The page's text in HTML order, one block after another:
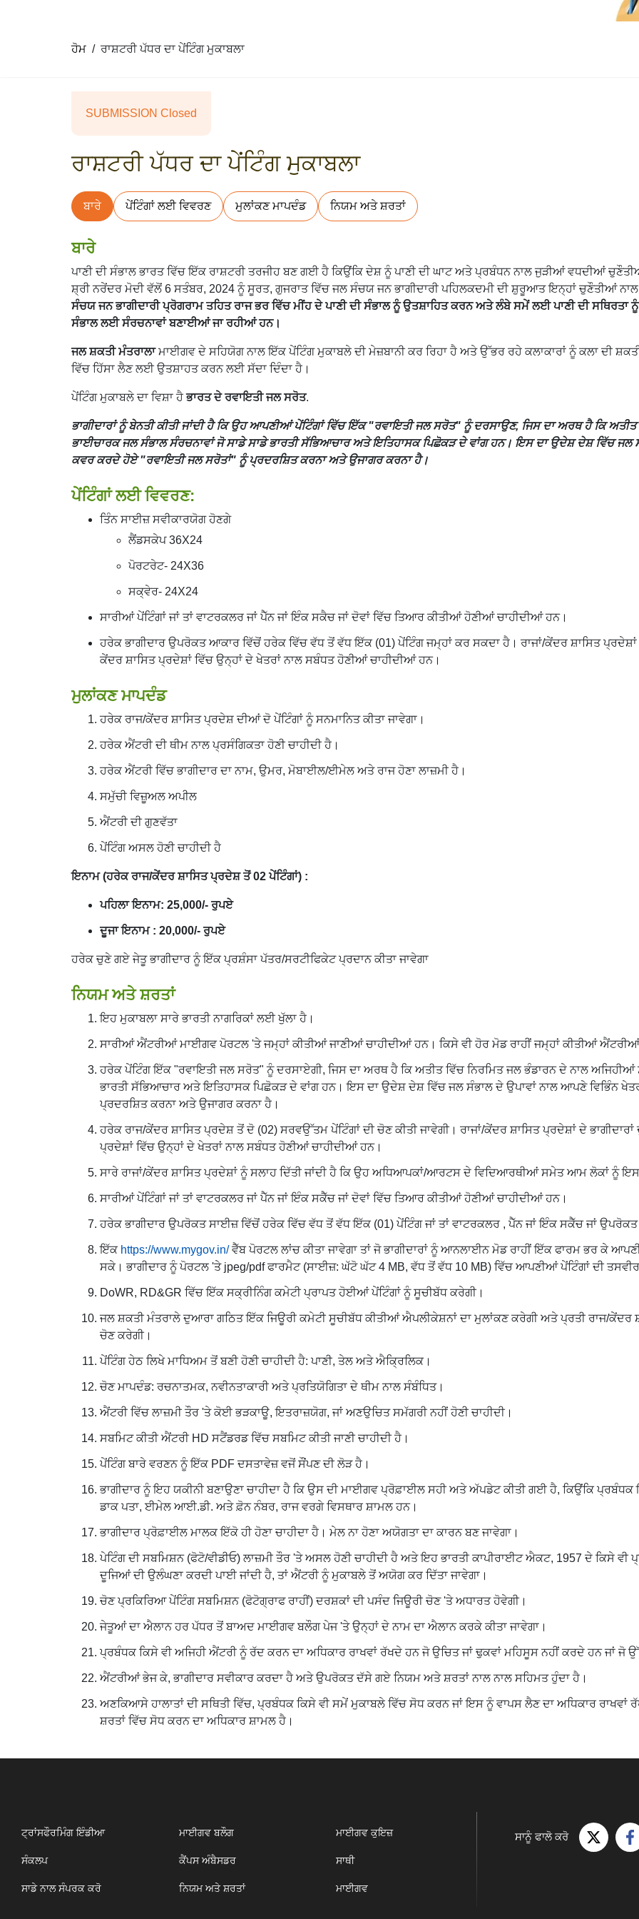
ਹੋਮ ਰਾਸ਼ਟਰੀ ਪੱਧਰ ਦਾ ਪੇਂਟਿੰਗ ਮੁਕਾਬਲਾ
SUBMISSION Closed
ਰਾਸ਼ਟਰੀ ਪੱਧਰ ਦਾ ਪੇਂਟਿੰਗ ਮੁਕਾਬਲਾ
ਬਾਰੇ ਪੇਂਟਿੰਗਾਂ ਲਈ ਵਿਵਰਣ ਮੁਲਾਂਕਣ ਮਾਪਦੰਡ ਨਿਯਮ ਅਤੇ ਸ਼ਰਤਾਂ
ਬਾਰੇ
ਪਾਣੀ ਦੀ ਸੰਭਾਲ ਭਾਰਤ ਵਿੱਚ ਇੱਕ ਰਾਸ਼ਟਰੀ ਤਰਜੀਹ ਬਣ ਗਈ ਹੈ ਕਿਉਂਕਿ ਦੇਸ਼ ਨੂੰ ਪਾਣੀ ਦੀ ਘਾਟ ਅਤੇ ਪ੍ਰਬੰਧਨ ਨਾਲ ਜੁੜੀਆਂ ਵਧਦੀਆਂ
ਸ਼੍ਰੀ ਨਰੇਂਦਰ ਮੋਦੀ ਵੱਲੋਂ 6 ਸਤੰਬਰ, 2024 ਨੂੰ ਸੂਰਤ, ਗੁਜਰਾਤ ਵਿੱਚ ਜਲ ਸੰਚਯ ਜਨ ਭਾਗੀਦਾਰੀ ਪਹਿਲਕਦਮੀ ਦੀ ਸ਼ੁਰੂਆਤ ਇਨ੍ਹਾਂ ਚੁਣੌਤੀਆਂ
ਸੰਚਯ ਜਨ ਭਾਗੀਦਾਰੀ ਪ੍ਰੋਗਰਾਮ ਤਹਿਤ ਰਾਜ ਭਰ ਵਿੱਚ ਮੀਂਹ ਦੇ ਪਾਣੀ ਦੀ ਸੰਭਾਲ ਨੂੰ ਉਤਸ਼ਾਹਿਤ ਕਰਨ ਅਤੇ ਲੰਬੇ ਸਮੇਂ ਲਈ ਪਾਣੀ ਦੀ ਸਥਿਰਤਾ
ਸੰਭਾਲ ਲਈ ਸੰਰਚਨਾਵਾਂ ਬਣਾਈਆਂ ਜਾ ਰਹੀਆਂ ਹਨ।
ਜਲ ਸ਼ਕਤੀ ਮੰਤਰਾਲਾਮਾਈਗਵ ਦੇ ਸਹਿਯੋਗ ਨਾਲ ਇੱਕ ਪੇਂਟਿੰਗ ਮੁਕਾਬਲੇ ਦੀ ਮੇਜ਼ਬਾਨੀ ਕਰ ਰਿਹਾ ਹੈ ਅਤੇ ਉੱਭਰ ਰਹੇ ਕਲਾਕਾਰਾਂ ਨੂੰ ਕਲਾ ਦੀ
ਵਿੱਚ ਹਿੱਸਾ ਲੈਣ ਲਈ ਉਤਸ਼ਾਹਤ ਕਰਨ ਲਈ ਸੱਦਾ ਦਿੰਦਾ ਹੈ।
ਪੇਂਟਿੰਗ ਮੁਕਾਬਲੇ ਦਾ ਵਿਸ਼ਾ ਹੈਭਾਰਤ ਦੇ ਰਵਾਇਤੀ ਜਲ ਸਰੋਤ.
ਭਾਗੀਦਾਰਾਂ ਨੂੰ ਬੇਨਤੀ ਕੀਤੀ ਜਾਂਦੀ ਹੈ ਕਿ ਉਹ ਆਪਣੀਆਂ ਪੇਂਟਿੰਗਾਂ ਵਿੱਚ ਇੱਕ "ਰਵਾਇਤੀ ਜਲ ਸਰੋਤ" ਨੂੰ ਦਰਸਾਉਣ, ਜਿਸ ਦਾ ਅਰਥ ਹੈ ਕਿ
ਭਾਈਚਾਰਕ ਜਲ ਸੰਭਾਲ ਸੰਰਚਨਾਵਾਂ ਜੋ ਸਾਡੇ ਸਾਡੇ ਭਾਰਤੀ ਸੱਭਿਆਚਾਰ ਅਤੇ ਇਤਿਹਾਸਕ ਪਿਛੋਕੜ ਦੇ ਵਾਂਗ ਹਨ। ਇਸ ਦਾ ਉਦੇਸ਼ ਦੇਸ਼ ਵਿੱਚ ਜਲ
ਕਵਰ ਕਰਦੇ ਹੋਏ "ਰਵਾਇਤੀ ਜਲ ਸਰੋਤਾਂ" ਨੂੰ ਪ੍ਰਦਰਸ਼ਿਤ ਕਰਨਾ ਅਤੇ ਉਜਾਗਰ ਕਰਨਾ ਹੈ।
ਪੇਂਟਿੰਗਾਂ ਲਈ ਵਿਵਰਣ:
ਤਿੰਨ ਸਾਈਜ਼ ਸਵੀਕਾਰਯੋਗ ਹੋਣਗੇ
ਲੈਂਡਸਕੇਪ 36X24
ਪੋਰਟਰੇਟ- 24X36
ਸਕ੍ਵੇਰ- 24X24
ਸਾਰੀਆਂ ਪੇਂਟਿੰਗਾਂ ਜਾਂ ਤਾਂ ਵਾਟਰਕਲਰ ਜਾਂ ਪੈੱਨ ਜਾਂ ਇੰਕ ਸਕੈਚ ਜਾਂ ਦੋਵਾਂ ਵਿੱਚ ਤਿਆਰ ਕੀਤੀਆਂ ਹੋਣੀਆਂ ਚਾਹੀਦੀਆਂ ਹਨ।
ਹਰੇਕ ਭਾਗੀਦਾਰ ਉਪਰੋਕਤ ਆਕਾਰ ਵਿੱਚੋਂ ਹਰੇਕ ਵਿੱਚ ਵੱਧ ਤੋਂ ਵੱਧ ਇੱਕ (01) ਪੇਂਟਿੰਗ ਜਮ੍ਹਾਂ ਕਰ ਸਕਦਾ ਹੈ। ਰਾਜਾਂ/ਕੇਂਦਰ ਸ਼ਾਸਿਤ ਪ੍ਰਦੇਸ਼ਾਂ
ਕੇਂਦਰ ਸ਼ਾਸਿਤ ਪ੍ਰਦੇਸ਼ਾਂ ਵਿੱਚ ਉਨ੍ਹਾਂ ਦੇ ਖੇਤਰਾਂ ਨਾਲ ਸਬੰਧਤ ਹੋਣੀਆਂ ਚਾਹੀਦੀਆਂ ਹਨ।
ਮੁਲਾਂਕਣ ਮਾਪਦੰਡ
ਹਰੇਕ ਰਾਜ/ਕੇਂਦਰ ਸ਼ਾਸਿਤ ਪ੍ਰਦੇਸ਼ ਦੀਆਂ ਦੋ ਪੇਂਟਿੰਗਾਂ ਨੂੰ ਸਨਮਾਨਿਤ ਕੀਤਾ ਜਾਵੇਗਾ।
ਹਰੇਕ ਐਂਟਰੀ ਦੀ ਥੀਮ ਨਾਲ ਪ੍ਰਸੰਗਿਕਤਾ ਹੋਣੀ ਚਾਹੀਦੀ ਹੈ।
ਹਰੇਕ ਐਂਟਰੀ ਵਿੱਚ ਭਾਗੀਦਾਰ ਦਾ ਨਾਮ, ਉਮਰ, ਮੋਬਾਈਲ/ਈਮੇਲ ਅਤੇ ਰਾਜ ਹੋਣਾ ਲਾਜ਼ਮੀ ਹੈ।
ਸਮੁੱਚੀ ਵਿਜ਼ੂਅਲ ਅਪੀਲ
ਐਂਟਰੀ ਦੀ ਗੁਣਵੱਤਾ
ਪੇਂਟਿੰਗ ਅਸਲ ਹੋਣੀ ਚਾਹੀਦੀ ਹੈ
ਇਨਾਮ (ਹਰੇਕ ਰਾਜ/ਕੇਂਦਰ ਸ਼ਾਸਿਤ ਪ੍ਰਦੇਸ਼ ਤੋਂ 02 ਪੇਂਟਿੰਗਾਂ) :
ਪਹਿਲਾ ਇਨਾਮ: 25,000/- ਰੁਪਏ
ਦੂਜਾ ਇਨਾਮ : 20,000/- ਰੁਪਏ
ਹਰੇਕ ਚੁਣੇ ਗਏ ਜੇਤੂ ਭਾਗੀਦਾਰ ਨੂੰ ਇੱਕ ਪ੍ਰਸ਼ੰਸਾ ਪੱਤਰ/ਸਰਟੀਫਿਕੇਟ ਪ੍ਰਦਾਨ ਕੀਤਾ ਜਾਵੇਗਾ
ਨਿਯਮ ਅਤੇ ਸ਼ਰਤਾਂ
ਇਹ ਮੁਕਾਬਲਾ ਸਾਰੇ ਭਾਰਤੀ ਨਾਗਰਿਕਾਂ ਲਈ ਖੁੱਲਾ ਹੈ।
ਸਾਰੀਆਂ ਐਂਟਰੀਆਂ ਮਾਈਗਵ ਪੋਰਟਲ 'ਤੇ ਜਮ੍ਹਾਂ ਕੀਤੀਆਂ ਜਾਣੀਆਂ ਚਾਹੀਦੀਆਂ ਹਨ। ਕਿਸੇ ਵੀ ਹੋਰ ਮੋਡ ਰਾਹੀਂ ਜਮ੍ਹਾਂ ਕੀਤੀਆਂ
ਹਰੇਕ ਪੇਂਟਿੰਗ ਇੱਕ "ਰਵਾਇਤੀ ਜਲ ਸਰੋਤ" ਨੂੰ ਦਰਸਾਏਗੀ, ਜਿਸ ਦਾ ਅਰਥ ਹੈ ਕਿ ਅਤੀਤ ਵਿੱਚ ਨਿਰਮਿਤ ਜਲ ਭੰਡਾਰਨ ਦੇ ਨਾਲ
ਭਾਰਤੀ ਸੱਭਿਆਚਾਰ ਅਤੇ ਇਤਿਹਾਸਕ ਪਿਛੋਕੜ ਦੇ ਵਾਂਗ ਹਨ। ਇਸ ਦਾ ਉਦੇਸ਼ ਦੇਸ਼ ਵਿੱਚ ਜਲ ਸੰਭਾਲ ਦੇ ਉਪਾਵਾਂ ਨਾਲ ਆਪਣੇ ਵਿਭਿੰਨ
ਪ੍ਰਦਰਸ਼ਿਤ ਕਰਨਾ ਅਤੇ ਉਜਾਗਰ ਕਰਨਾ ਹੈ।
ਹਰੇਕ ਰਾਜ/ਕੇਂਦਰ ਸ਼ਾਸਿਤ ਪ੍ਰਦੇਸ਼ ਤੋਂ ਦੋ (02) ਸਰਵਉੱਤਮ ਪੇਂਟਿੰਗਾਂ ਦੀ ਚੋਣ ਕੀਤੀ ਜਾਵੇਗੀ। ਰਾਜਾਂ/ਕੇਂਦਰ ਸ਼ਾਸਿਤ ਪ੍ਰਦੇਸ਼ਾਂ ਦੇ
ਪ੍ਰਦੇਸ਼ਾਂ ਵਿੱਚ ਉਨ੍ਹਾਂ ਦੇ ਖੇਤਰਾਂ ਨਾਲ ਸਬੰਧਤ ਹੋਣੀਆਂ ਚਾਹੀਦੀਆਂ ਹਨ।
ਸਾਰੇ ਰਾਜਾਂ/ਕੇਂਦਰ ਸ਼ਾਸਿਤ ਪ੍ਰਦੇਸ਼ਾਂ ਨੂੰ ਸਲਾਹ ਦਿੱਤੀ ਜਾਂਦੀ ਹੈ ਕਿ ਉਹ ਅਧਿਆਪਕਾਂ/ਆਰਟਸ ਦੇ ਵਿਦਿਆਰਥੀਆਂ ਸਮੇਤ ਆਮ ਲੋਕਾਂ ਨੂੰ
ਸਾਰੀਆਂ ਪੇਂਟਿੰਗਾਂ ਜਾਂ ਤਾਂ ਵਾਟਰਕਲਰ ਜਾਂ ਪੈੱਨ ਜਾਂ ਇੰਕ ਸਕੈੱਚ ਜਾਂ ਦੋਵਾਂ ਵਿੱਚ ਤਿਆਰ ਕੀਤੀਆਂ ਹੋਣੀਆਂ ਚਾਹੀਦੀਆਂ ਹਨ।
ਹਰੇਕ ਭਾਗੀਦਾਰ ਉਪਰੋਕਤ ਸਾਈਜ਼ ਵਿੱਚੋਂ ਹਰੇਕ ਵਿੱਚ ਵੱਧ ਤੋਂ ਵੱਧ ਇੱਕ (01) ਪੇਂਟਿੰਗ ਜਾਂ ਤਾਂ ਵਾਟਰਕਲਰ , ਪੈੱਨ ਜਾਂ ਇੰਕ ਸਕੈੱਚ ਜਾਂ
ਇੱਕ https://www.mygov.in/ਵੈੱਬ ਪੋਰਟਲ ਲਾਂਚ ਕੀਤਾ ਜਾਵੇਗਾ ਤਾਂ ਜੋ ਭਾਗੀਦਾਰਾਂ ਨੂੰ ਆਨਲਾਈਨ ਮੋਡ ਰਾਹੀਂ ਇੱਕ ਫਾਰਮ ਭਰ ਕੇ
ਸਕੇ। ਭਾਗੀਦਾਰ ਨੂੰ ਪੋਰਟਲ 'ਤੇ jpeg/pdf ਫਾਰਮੈਟ (ਸਾਈਜ਼: ਘੱਟੋ ਘੱਟ 4 MB, ਵੱਧ ਤੋਂ ਵੱਧ 10 MB) ਵਿੱਚ ਆਪਣੀਆਂ ਪੇਂਟਿੰਗਾਂ ਦੀ
DoWR, RD&GR ਵਿੱਚ ਇੱਕ ਸਕ੍ਰੀਨਿੰਗ ਕਮੇਟੀ ਪ੍ਰਾਪਤ ਹੋਈਆਂ ਪੇਂਟਿੰਗਾਂ ਨੂੰ ਸੂਚੀਬੱਧ ਕਰੇਗੀ।
ਜਲ ਸ਼ਕਤੀ ਮੰਤਰਾਲੇ ਦੁਆਰਾ ਗਠਿਤ ਇੱਕ ਜਿਊਰੀ ਕਮੇਟੀ ਸੂਚੀਬੱਧ ਕੀਤੀਆਂ ਐਪਲੀਕੇਸ਼ਨਾਂ ਦਾ ਮੁਲਾਂਕਣ ਕਰੇਗੀ ਅਤੇ ਪ੍ਰਤੀ ਰਾਜ/
ਚੋਣ ਕਰੇਗੀ।
ਪੇਂਟਿੰਗ ਹੇਠ ਲਿਖੇ ਮਾਧਿਅਮ ਤੋਂ ਬਣੀ ਹੋਣੀ ਚਾਹੀਦੀ ਹੈ: ਪਾਣੀ, ਤੇਲ ਅਤੇ ਐਕ੍ਰਿਲਿਕ।
ਚੋਣ ਮਾਪਦੰਡ: ਰਚਨਾਤਮਕ, ਨਵੀਨਤਾਕਾਰੀ ਅਤੇ ਪ੍ਰਤਿਯੋਗਿਤਾ ਦੇ ਥੀਮ ਨਾਲ ਸੰਬੰਧਿਤ।
ਐਂਟਰੀ ਵਿੱਚ ਲਾਜ਼ਮੀ ਤੌਰ 'ਤੇ ਕੋਈ ਭੜਕਾਊ, ਇਤਰਾਜ਼ਯੋਗ, ਜਾਂ ਅਣਉਚਿਤ ਸਮੱਗਰੀ ਨਹੀਂ ਹੋਣੀ ਚਾਹੀਦੀ।
ਸਬਮਿਟ ਕੀਤੀ ਐਂਟਰੀ HD ਸਟੈਂਡਰਡ ਵਿੱਚ ਸਬਮਿਟ ਕੀਤੀ ਜਾਣੀ ਚਾਹੀਦੀ ਹੈ।
ਪੇਂਟਿੰਗ ਬਾਰੇ ਵਰਣਨ ਨੂੰ ਇੱਕ PDF ਦਸਤਾਵੇਜ਼ ਵਜੋਂ ਸੌਂਪਣ ਦੀ ਲੋੜ ਹੈ।
ਭਾਗੀਦਾਰ ਨੂੰ ਇਹ ਯਕੀਨੀ ਬਣਾਉਣਾ ਚਾਹੀਦਾ ਹੈ ਕਿ ਉਸ ਦੀ ਮਾਈਗਵ ਪ੍ਰੋਫ਼ਾਈਲ ਸਹੀ ਅਤੇ ਅੱਪਡੇਟ ਕੀਤੀ ਗਈ ਹੈ, ਕਿਉਂਕਿ
ਡਾਕ ਪਤਾ, ਈਮੇਲ ਆਈ.ਡੀ. ਅਤੇ ਫ਼ੋਨ ਨੰਬਰ, ਰਾਜ ਵਰਗੇ ਵਿਸਥਾਰ ਸ਼ਾਮਲ ਹਨ।
ਭਾਗੀਦਾਰ ਪ੍ਰੋਫ਼ਾਈਲ ਮਾਲਕ ਇੱਕੋ ਹੀ ਹੋਣਾ ਚਾਹੀਦਾ ਹੈ। ਮੇਲ ਨਾ ਹੋਣਾ ਅਯੋਗਤਾ ਦਾ ਕਾਰਨ ਬਣ ਜਾਵੇਗਾ।
ਪੇਟਿੰਗ ਦੀ ਸਬਮਿਸ਼ਨ (ਫੋਟੋ/ਵੀਡੀਓ) ਲਾਜ਼ਮੀ ਤੌਰ 'ਤੇ ਅਸਲ ਹੋਣੀ ਚਾਹੀਦੀ ਹੈ ਅਤੇ ਇਹ ਭਾਰਤੀ ਕਾਪੀਰਾਈਟ ਐਕਟ, 1957 ਦੇ ਕਿਸੇ ਵੀ
ਦੂਜਿਆਂ ਦੀ ਉਲੰਘਣਾ ਕਰਦੀ ਪਾਈ ਜਾਂਦੀ ਹੈ, ਤਾਂ ਐਂਟਰੀ ਨੂੰ ਮੁਕਾਬਲੇ ਤੋਂ ਅਯੋਗ ਕਰ ਦਿੱਤਾ ਜਾਵੇਗਾ।
ਚੋਣ ਪ੍ਰਕਿਰਿਆ ਪੇਂਟਿੰਗ ਸਬਮਿਸ਼ਨ (ਫੋਟੋਗ੍ਰਾਫ ਰਾਹੀਂ) ਦਰਸ਼ਕਾਂ ਦੀ ਪਸੰਦ ਜਿਊਰੀ ਚੋਣ 'ਤੇ ਅਧਾਰਤ ਹੋਵੇਗੀ।
ਜੇਤੂਆਂ ਦਾ ਐਲਾਨ ਹਰ ਪੱਧਰ ਤੋਂ ਬਾਅਦ ਮਾਈਗਵ ਬਲੌਗ ਪੇਜ 'ਤੇ ਉਨ੍ਹਾਂ ਦੇ ਨਾਮ ਦਾ ਐਲਾਨ ਕਰਕੇ ਕੀਤਾ ਜਾਵੇਗਾ।
ਪ੍ਰਬੰਧਕ ਕਿਸੇ ਵੀ ਅਜਿਹੀ ਐਂਟਰੀ ਨੂੰ ਰੱਦ ਕਰਨ ਦਾ ਅਧਿਕਾਰ ਰਾਖਵਾਂ ਰੱਖਦੇ ਹਨ ਜੋ ਉਚਿਤ ਜਾਂ ਢੁਕਵਾਂ ਮਹਿਸੂਸ ਨਹੀਂ ਕਰਦੇ ਹਨ ਜਾਂ ਜੋ
ਐਂਟਰੀਆਂ ਭੇਜ ਕੇ, ਭਾਗੀਦਾਰ ਸਵੀਕਾਰ ਕਰਦਾ ਹੈ ਅਤੇ ਉਪਰੋਕਤ ਦੱਸੇ ਗਏ ਨਿਯਮ ਅਤੇ ਸ਼ਰਤਾਂ ਨਾਲ ਨਾਲ ਸਹਿਮਤ ਹੁੰਦਾ ਹੈ।
ਅਣਕਿਆਸੇ ਹਾਲਾਤਾਂ ਦੀ ਸਥਿਤੀ ਵਿੱਚ, ਪ੍ਰਬੰਧਕ ਕਿਸੇ ਵੀ ਸਮੇਂ ਮੁਕਾਬਲੇ ਵਿੱਚ ਸੋਧ ਕਰਨ ਜਾਂ ਇਸ ਨੂੰ ਵਾਪਸ ਲੈਣ ਦਾ ਅਧਿਕਾਰ
ਸ਼ਰਤਾਂ ਵਿੱਚ ਸੋਧ ਕਰਨ ਦਾ ਅਧਿਕਾਰ ਸ਼ਾਮਲ ਹੈ।
ਟ੍ਰਾਂਸਫੌਰਮਿੰਗ ਇੰਡੀਆ ਮਾਈਗਵ ਬਲੌਗ ਮਾਈਗਵ ਕੁਇਜ਼
ਸੰਕਲਪ ਕੈਂਪਸ ਅੰਬੈਸਡਰ ਸਾਥੀ
ਸਾਡੇ ਨਾਲ ਸੰਪਰਕ ਕਰੋ ਨਿਯਮ ਅਤੇ ਸ਼ਰਤਾਂ ਮਾਈਗਵ
ਸਾਨੂੰ ਫਾਲੋ ਕਰੋ